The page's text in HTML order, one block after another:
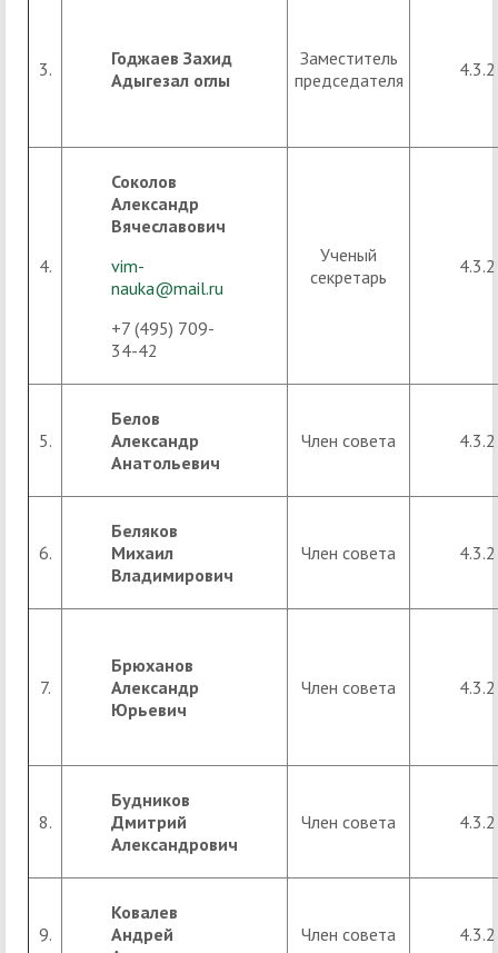
3.
Годжаев Захид
Адыгезал оглы
Заместитель
председателя
4.3.2
4.
Соколов
Александр
Вячеславович
vim-
nauka@mail.ru
+7 (495) 709-
34-42
Ученый
секретарь
4.3.2
5.
Белов
Александр
Анатольевич
Член совета 4.3.2
6.
Беляков
Михаил
Владимирович
Член совета 4.3.2
7.
Брюханов
Александр
Юрьевич
Член совета 4.3.2
8.
Будников
Дмитрий
Александрович
Член совета 4.3.2
9.
Ковалев
Андрей
Член совета 4.3.2